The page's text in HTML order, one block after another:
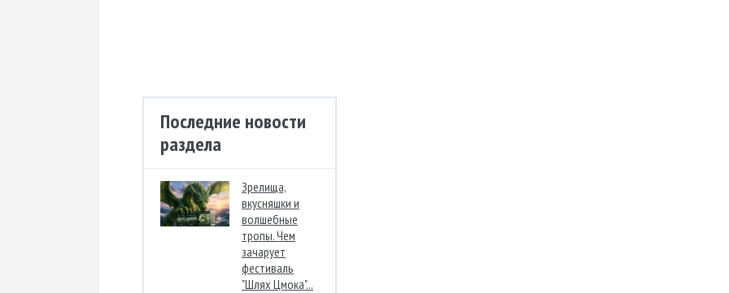
Последние новости
раздела
Зрелища,
вкусняшки и
волшебные
тропы. Чем
зачарует
фестиваль
"Шлях Цмока"...